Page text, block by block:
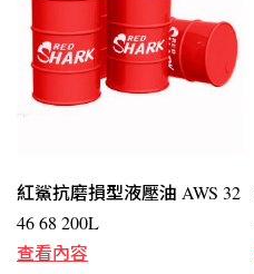
紅鯊抗磨損型液壓油 AWS 32
46 68 200L
查看內容